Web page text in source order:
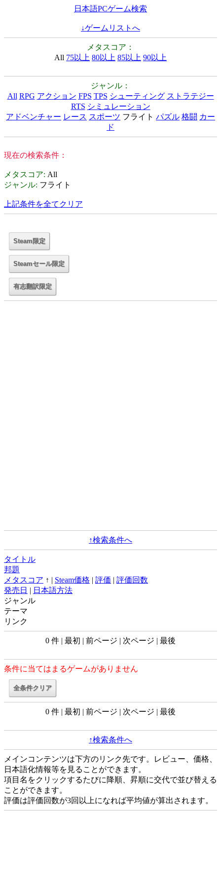
日本語PCゲーム検索
↓ゲームリストへ
メタスコア：
All 75以上 80以上 85以上 90以上
ジャンル：
All RPG アクション FPS TPS シューティング ストラテジー
RTS シミュレーション
アドベンチャー レース スポーツ フライト パズル 格闘 カー
ド
現在の検索条件：
メタスコア: All
ジャンル: フライト
上記条件を全てクリア
↑検索条件へ
タイトル
邦題
メタスコア ↑ | Steam価格 | 評価 | 評価回数
発売日 | 日本語方法
ジャンル
テーマ
リンク
0 件 | 最初 | 前ページ | 次ページ | 最後
条件に当てはまるゲームがありません
0 件 | 最初 | 前ページ | 次ページ | 最後
↑検索条件へ
メインコンテンツは下方のリンク先です。レビュー、価格、
日本語化情報等を見ることができます。
項目名をクリックするたびに降順、昇順に交代で並び替える
ことができます。
評価は評価回数が3回以上になれば平均値が算出されます。